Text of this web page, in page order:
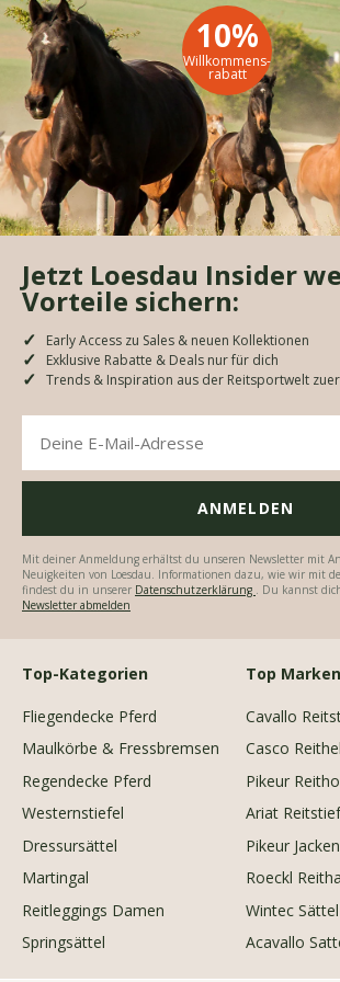
10%
Willkommens-
rabatt
Jetzt Loesdau Insider
Vorteile sichern:
Early Access zu Sales & neuen Kollektionen
Exklusive Rabatte & Deals nur für dich
Trends & Inspiration aus der Reitsportwelt
Mit deiner Anmeldung erhältst du unseren Newsletter mit
Neuigkeiten von Loesdau. Informationen dazu, wie wir mit
findest du in unserer Datenschutzerklärung . Du kannst
Newsletter abmelden
Top-Kategorien
Fliegendecke Pferd
Maulkörbe & Fressbremsen
Regendecke Pferd
Westernstiefel
Dressursättel
Martingal
Reitleggings Damen
Springsättel
Top Marken
Cavallo
Casco
Pikeur
Ariat
Pikeur
Roeckl
Wintec Sättel
Acavallo